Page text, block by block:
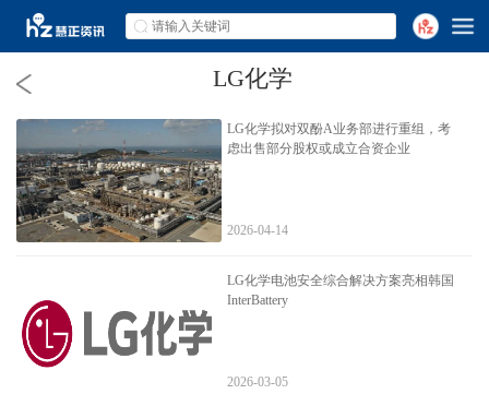
LG化学
LG化学拟对双酚A业务部进行重组，考
虑出售部分股权或成立合资企业
2026-04-14
LG化学电池安全综合解决方案亮相韩国
InterBattery
2026-03-05